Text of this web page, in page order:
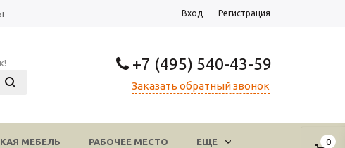
Вход Регистрация
+7 (495) 540-43-59
Заказать обратный звонок
0
МЕБЕЛЬ РАБОЧЕЕ МЕСТО ЕЩЕ